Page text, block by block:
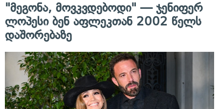
"მეგონა, მოვკვდებოდი" — ჯენიფერ
ლოპესი ბენ აფლეკთან 2002 წელს
დაშორებაზე